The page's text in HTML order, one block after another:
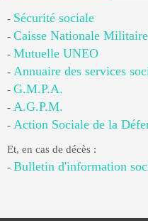
- Sécurité sociale
- Caisse Nationale
- Mutuelle UNEO
- Annuaire des services
- G.M.P.A.
- A.G.P.M.
- Action Sociale de la
Et, en cas de décès :
- Bulletin d'information